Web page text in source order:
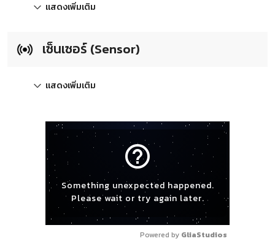
แสดงเพิ่มเติม
เซ็นเซอร์ (Sensor)
แสดงเพิ่มเติม
help_outline
Something unexpected happened.
Please wait or try again later.
Powered by GliaStudios